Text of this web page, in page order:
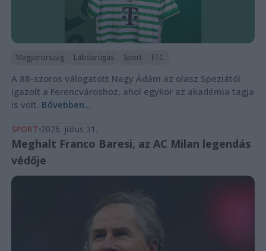
Magyarország Labdarúgás Sport FTC
A 88-szoros válogatott Nagy Ádám az olasz Speziától
igazolt a Ferencvároshoz, ahol egykor az akadémia tagja
is volt. Bővebben...
SPORT 2026. július 31.
Meghalt Franco Baresi, az AC Milan legendás
védője